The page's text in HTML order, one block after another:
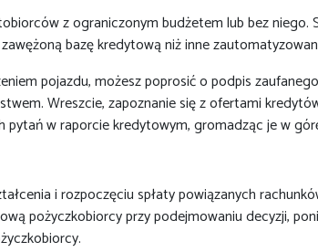
z ograniczonym budżetem lub bez
bazę kredytową niż inne
pojazdu, możesz poprosić o podpis
Wreszcie, zapoznanie się z ofertami
pytań w raporcie kredytowym, gromadząc je w
i rozpoczęciu spłaty powiązanych
pożyczkobiorcy przy podejmowaniu decyzji,